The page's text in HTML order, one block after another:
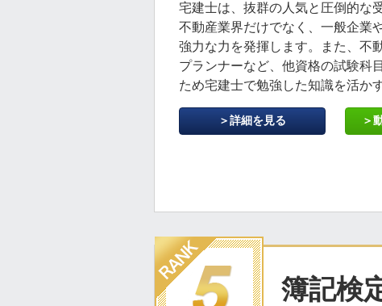
宅建士は、抜群の人気と圧倒的な
不動産業界だけでなく、一般企業
強力な力を発揮します。また、不
プランナーなど、他資格の試験科
ため宅建士で勉強した知識を活か
＞詳細を見る ＞
簿記検